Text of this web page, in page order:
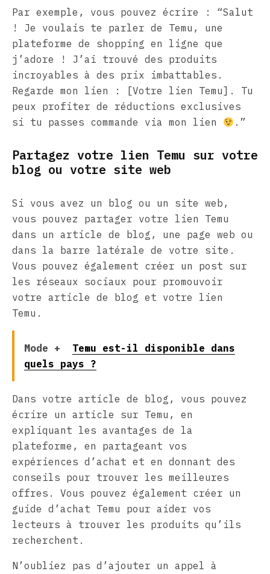
Par exemple, vous pouvez écrire : “Salut
! Je voulais te parler de Temu, une
plateforme de shopping en ligne que
j’adore ! J’ai trouvé des produits
incroyables à des prix imbattables.
Regarde mon lien : [Votre lien Temu]. Tu
peux profiter de réductions exclusives
si tu passes commande via mon lien
.”
Partagez votre lien Temu sur votre
blog ou votre site web
Si vous avez un blog ou un site web,
vous pouvez partager votre lien Temu
dans un article de blog, une page web ou
dans la barre latérale de votre site.
Vous pouvez également créer un post sur
les réseaux sociaux pour promouvoir
votre article de blog et votre lien
Temu.
Mode +
Temu est-il disponible dans
quels pays ?
Dans votre article de blog, vous pouvez
écrire un article sur Temu, en
expliquant les avantages de la
plateforme, en partageant vos
expériences d’achat et en donnant des
conseils pour trouver les meilleures
offres. Vous pouvez également créer un
guide d’achat Temu pour aider vos
lecteurs à trouver les produits qu’ils
recherchent.
N’oubliez pas d’ajouter un appel à